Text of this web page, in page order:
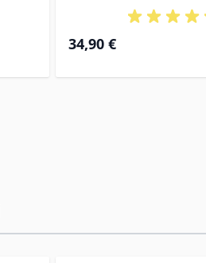
34,90 €